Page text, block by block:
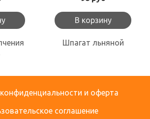
В корзину
Шпагат льняной
и оферта
соглашение